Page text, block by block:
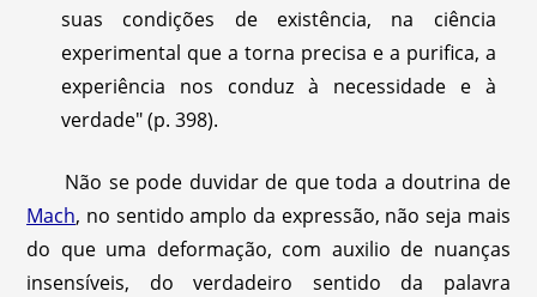
suas condições de existência, na ciência
experimental que a torna precisa e a purifica, a
experiência nos conduz à necessidade e à
verdade" (p. 398).
Não se pode duvidar de que toda a doutrina de
Mach, no sentido amplo da expressão, não seja mais
do que uma deformação, com auxilio de nuanças
insensíveis, do verdadeiro sentido da palavra